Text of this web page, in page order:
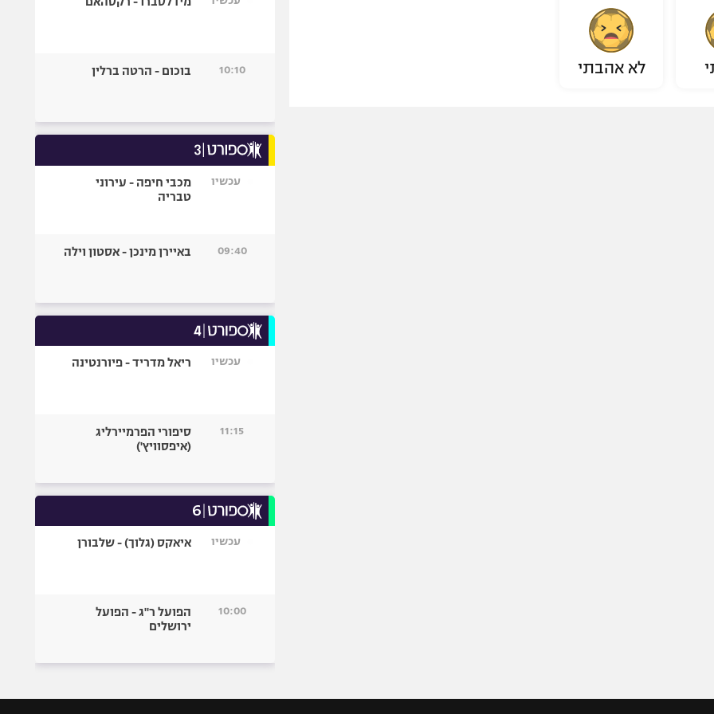
לא אהבתי 10:10 בוכום - הרטה ברלין
עכשיו
מכבי חיפה - עירוני
טבריה
09:40 באיירן מינכן - אסטון וילה
עכשיו ריאל מדריד - פיורנטינה
11:15
סיפורי הפרמיירליג
(איפסוויץ')
עכשיו איאקס (גלוך) - שלבורן
10:00
הפועל ר"ג - הפועל
ירושלים